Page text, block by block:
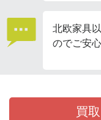
北欧家具
のでご安心
買